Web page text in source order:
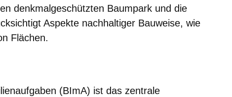
denkmalgeschützten Baumpark und die
Aspekte nachhaltiger Bauweise, wie
Flächen.
(BImA) ist das zentrale